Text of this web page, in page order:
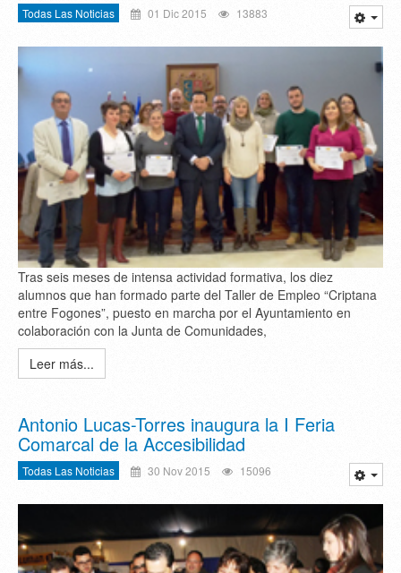
Todas Las Noticias 01 Dic 2015 13883
Tras seis meses de intensa actividad formativa, los diez
alumnos que han formado parte del Taller de Empleo “Criptana
entre Fogones”, puesto en marcha por el Ayuntamiento en
colaboración con la Junta de Comunidades,
Leer más...
Antonio Lucas-Torres inaugura la I Feria
Comarcal de la Accesibilidad
Todas Las Noticias 30 Nov 2015 15096